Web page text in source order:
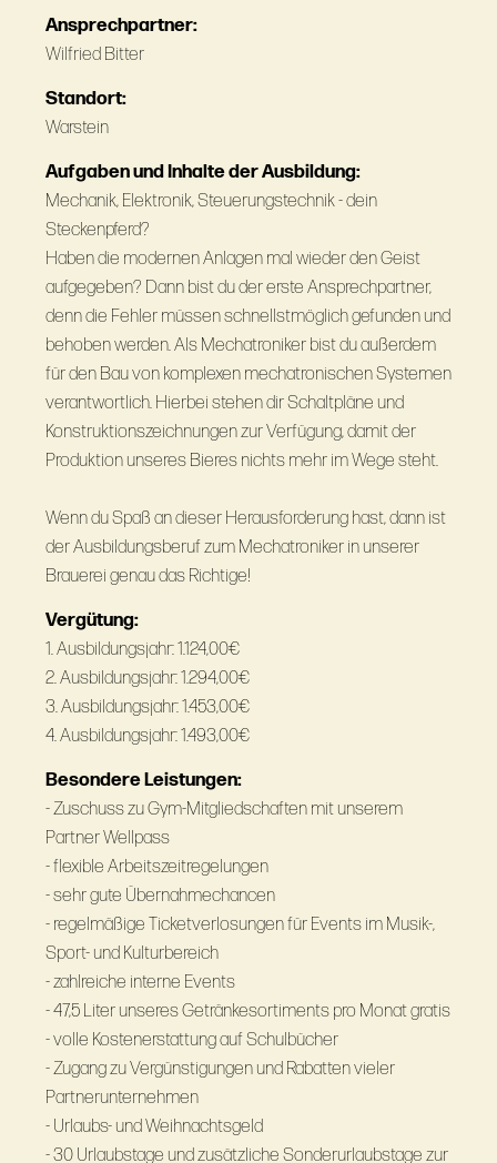
Ansprechpartner:
Wilfried Bitter
Standort:
Warstein
Aufgaben und Inhalte der Ausbildung:
Mechanik, Elektronik, Steuerungstechnik - dein
Steckenpferd?
Haben die modernen Anlagen mal wieder den Geist
aufgegeben? Dann bist du der erste Ansprechpartner,
denn die Fehler müssen schnellstmöglich gefunden und
behoben werden. Als Mechatroniker bist du außerdem
für den Bau von komplexen mechatronischen Systemen
verantwortlich. Hierbei stehen dir Schaltpläne und
Konstruktionszeichnungen zur Verfügung, damit der
Produktion unseres Bieres nichts mehr im Wege steht.
Wenn du Spaß an dieser Herausforderung hast, dann ist
der Ausbildungsberuf zum Mechatroniker in unserer
Brauerei genau das Richtige!
Vergütung:
1. Ausbildungsjahr: 1.124,00€
2. Ausbildungsjahr: 1.294,00€
3. Ausbildungsjahr: 1.453,00€
4. Ausbildungsjahr: 1.493,00€
Besondere Leistungen:
- Zuschuss zu Gym-Mitgliedschaften mit unserem
Partner Wellpass
- flexible Arbeitszeitregelungen
- sehr gute Übernahmechancen
- regelmäßige Ticketverlosungen für Events im Musik-,
Sport- und Kulturbereich
- zahlreiche interne Events
- 47,5 Liter unseres Getränkesortiments pro Monat gratis
- volle Kostenerstattung auf Schulbücher
- Zugang zu Vergünstigungen und Rabatten vieler
Partnerunternehmen
- Urlaubs- und Weihnachtsgeld
- 30 Urlaubstage und zusätzliche Sonderurlaubstage zur